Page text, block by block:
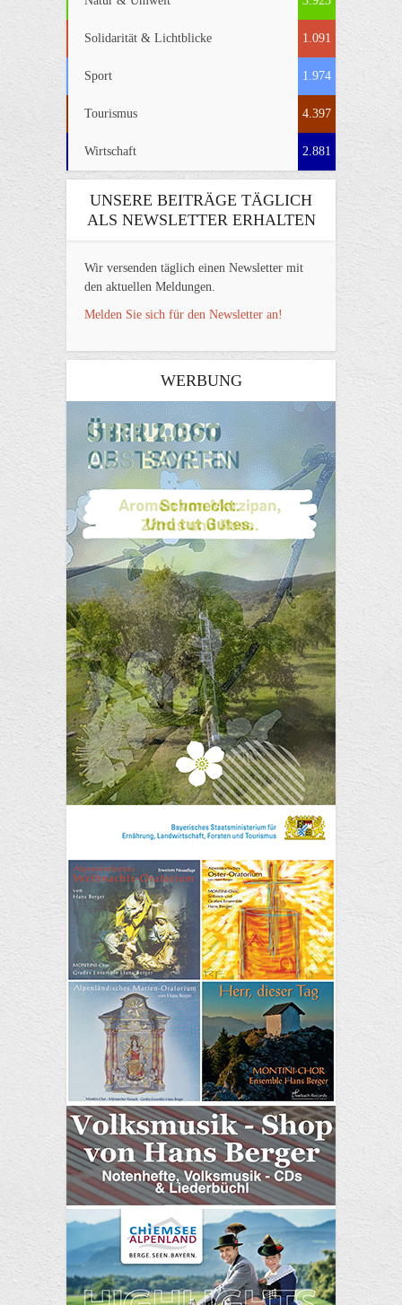
Solidarität & Lichtblicke 1.091
Sport 1.974
Tourismus 4.397
Wirtschaft 2.881
UNSERE BEITRÄGE TÄGLICH
ALS NEWSLETTER ERHALTEN
Wir versenden täglich einen Newsletter mit
den aktuellen Meldungen.
Melden Sie sich für den Newsletter an!
WERBUNG